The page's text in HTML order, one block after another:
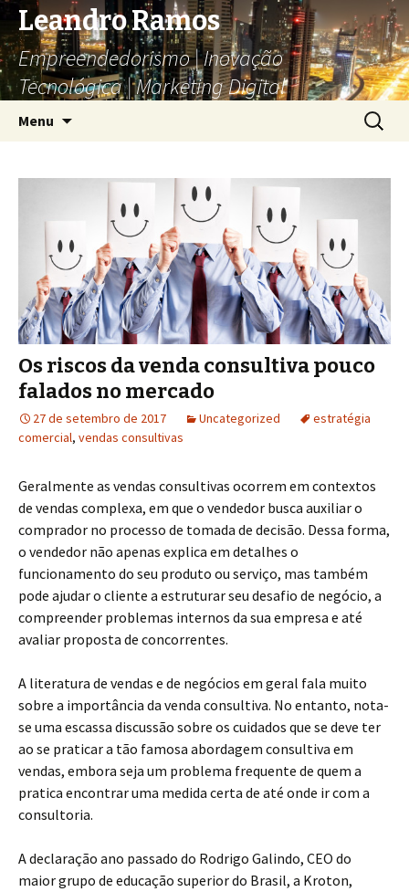
Leandro Ramos
Empreendedorismo | Inovação
Tecnológica | Marketing Digital
Menu
conteúdo
por:
Os riscos da venda consultiva pouco
falados no mercado
27 de setembro de 2017 Uncategorized
estratégia
comercial, vendas consultivas
Geralmente as vendas consultivas ocorrem em contextos
de vendas complexa, em que o vendedor busca auxiliar o
comprador no processo de tomada de decisão. Dessa forma,
o vendedor não apenas explica em detalhes o
funcionamento do seu produto ou serviço, mas também
pode ajudar o cliente a estruturar seu desafio de negócio, a
compreender problemas internos da sua empresa e até
avaliar proposta de concorrentes.
A literatura de vendas e de negócios em geral fala muito
sobre a importância da venda consultiva. No entanto, nota-
se uma escassa discussão sobre os cuidados que se deve ter
ao se praticar a tão famosa abordagem consultiva em
vendas, embora seja um problema frequente de quem a
pratica encontrar uma medida certa de até onde ir com a
consultoria.
A declaração ano passado do Rodrigo Galindo, CEO do
maior grupo de educação superior do Brasil, a Kroton,